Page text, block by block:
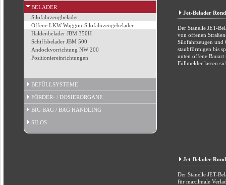
BELADER
Silofahrzeugbelader
Offene LKW-Waggon-Silofahrzeugebelader
Haldenbelader JBM 350H
Schiffsbelader JBM 500
Andockvorrichtung NW 200
Positioniereinrichtungen
BEFÜLLSYSTEME
FÖRDER- / DOSIERORGANE
BIG BAG / BAG HANDLING
SILOS
Jet-Belader
Der Stanelle JET-
von offenen
Silofahrzeugen und
staubförmigen bis
unten offene
Füllmelder lassen
Jet-Belader
Der Stanelle JET-
für maxilmale